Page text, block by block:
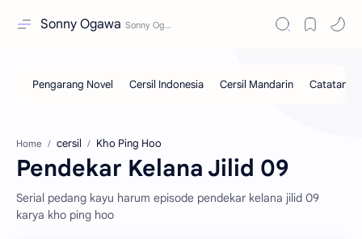
Sonny Ogawa
Home cersil Kho Ping Hoo
Pendekar Kelana Jilid 09
Serial pedang kayu harum episode pendekar kelana jilid 09
karya kho ping hoo